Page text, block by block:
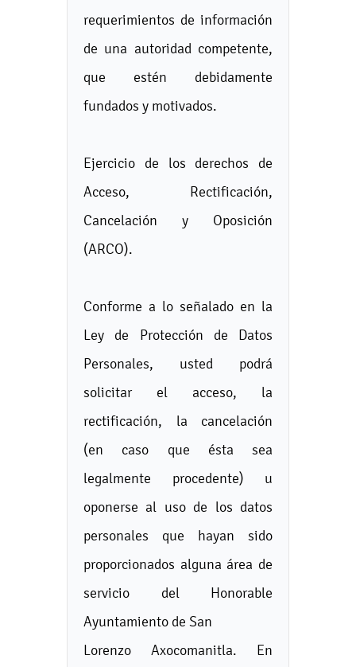
requerimientos de información
de una autoridad competente,
que estén debidamente
fundados y motivados.
Ejercicio de los derechos de
Acceso, Rectificación,
Cancelación y Oposición
(ARCO).
Conforme a lo señalado en la
Ley de Protección de Datos
Personales, usted podrá
solicitar el acceso, la
rectificación, la cancelación
(en caso que ésta sea
legalmente procedente) u
oponerse al uso de los datos
personales que hayan sido
proporcionados alguna área de
servicio del Honorable
Ayuntamiento de San
Lorenzo Axocomanitla. En